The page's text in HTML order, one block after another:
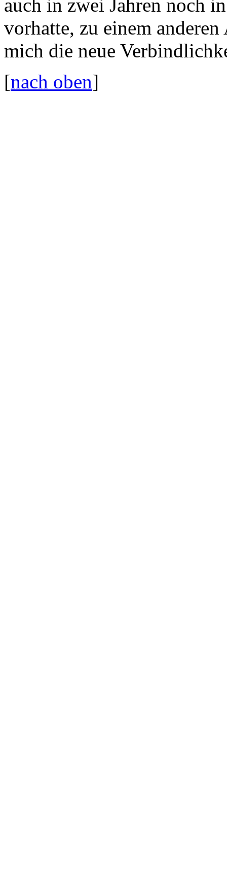
auch in zwei Jahren noch
vorhatte, zu einem
mich die neue
[nach oben]